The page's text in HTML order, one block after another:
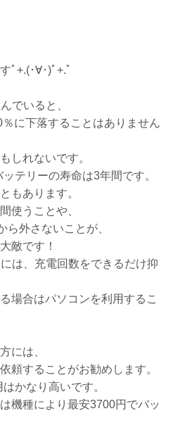
ﾟ+.(･∀･)ﾟ+.ﾟ
でいると、
に下落することはありません
しれないです。
テリーの寿命は3年間です。
もあります。
使うことや、
ら外さないことが、
敵です！
は、充電回数をできるだけ抑
場合はパソコンを利用するこ
には、
頼することがお勧めします。
かなり高いです。
機種により最安3700円でバッ